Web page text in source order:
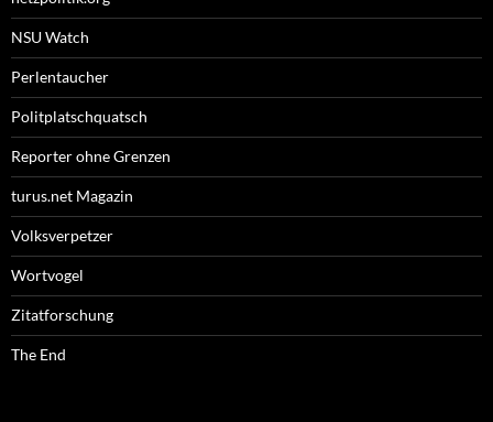
NSU Watch
Perlentaucher
Politplatschquatsch
Reporter ohne Grenzen
turus.net Magazin
Volksverpetzer
Wortvogel
Zitatforschung
The End